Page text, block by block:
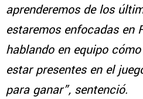
aprenderemos de los
estaremos enfocadas en
hablando en equipo
estar presentes en el
para ganar”, sentenció.